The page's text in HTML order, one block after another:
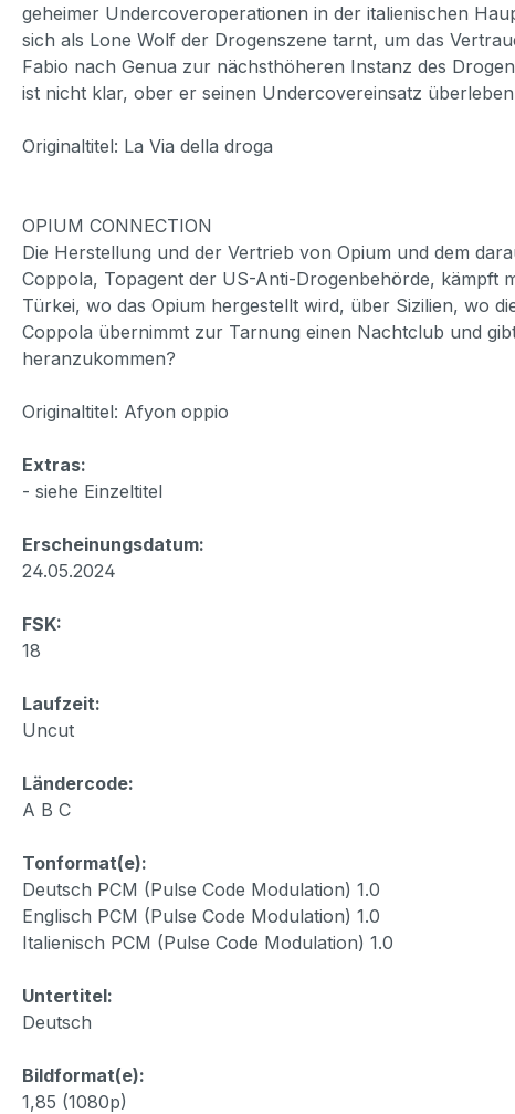
geheimer Undercoveroperationen in der italienischen
sich als Lone Wolf der Drogenszene tarnt, um das
Fabio nach Genua zur nächsthöheren Instanz des
ist nicht klar, ober er seinen Undercovereinsatz
Originaltitel: La Via della droga
OPIUM CONNECTION
Die Herstellung und der Vertrieb von Opium und dem
Coppola, Topagent der US-Anti-Drogenbehörde, kämpft
Türkei, wo das Opium hergestellt wird, über Sizilien, wo
Coppola übernimmt zur Tarnung einen Nachtclub und
heranzukommen?
Originaltitel: Afyon oppio
Extras:
- siehe Einzeltitel
Erscheinungsdatum:
24.05.2024
FSK:
18
Laufzeit:
Uncut
Ländercode:
A B C
Tonformat(e):
Deutsch PCM (Pulse Code Modulation) 1.0
Englisch PCM (Pulse Code Modulation) 1.0
Italienisch PCM (Pulse Code Modulation) 1.0
Untertitel:
Deutsch
Bildformat(e):
1,85 (1080p)